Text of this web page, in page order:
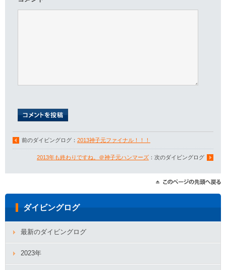
前のダイビングログ： 2013神子元ファイナル！！！
2013年も終わりですね。＠神子元ハンマーズ ：次のダイビングログ
ダイビングログ
最新のダイビングログ
2023年